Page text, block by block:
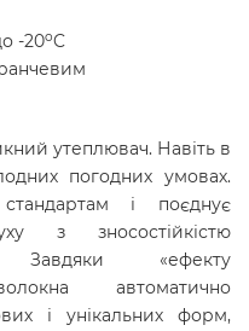
-20oC
утеплювач. Навіть в
погодних умовах.
і поєднує
з зносостійкістю
Завдяки «ефекту
автоматично
і унікальних форм,